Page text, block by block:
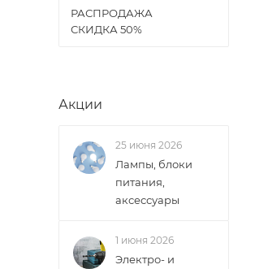
РАСПРОДАЖА
СКИДКА 50%
Акции
25 июня 2026
Лампы, блоки
питания,
аксессуары
1 июня 2026
Электро- и